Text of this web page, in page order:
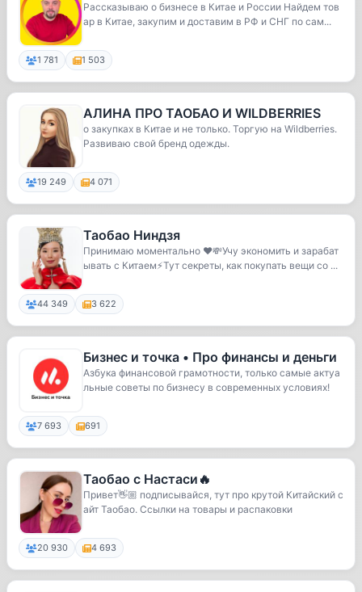
Рассказываю о бизнесе в Китае и России Найдем тов
ар в Китае, закупим и доставим в РФ и СНГ по сам...
1 781 1 503
АЛИНА ПРО ТАОБАО И WILDBERRIES
о закупках в Китае и не только. Торгую на Wildberries.
Развиваю свой бренд одежды.
19 249 4 071
Таобао Ниндзя
Принимаю моментально ❤️💸Учу экономить и зарабат
ывать с Китаем⚡️Тут секреты, как покупать вещи со ...
44 349 3 622
Бизнес и точка • Про финансы и деньги
Азбука финансовой грамотности, только самые актуа
льные советы по бизнесу в современных условиях!
7 693 691
Таобао с Настаси🔥
Привет👋🏼 подписывайся, тут про крутой Китайский с
айт Таобао. Ссылки на товары и распаковки
20 930 4 693